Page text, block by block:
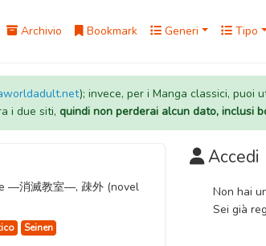
Archivio Bookmark Generi Tipo
); invece, per i Manga classici, puoi
i due siti, quindi non perderai alcun dato, inclusi
―消滅教室―, 疎外 (novel
Seinen
Accedi
Non hai
Sei già